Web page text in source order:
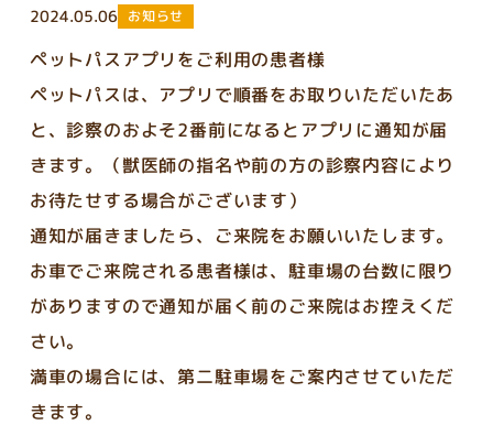
2024.05.06 お知らせ
ペットパスアプリをご利用の患者様
ペットパスは、アプリで順番をお取りいただいたあ
と、診察のおよそ2番前になるとアプリに通知が届
きます。（獣医師の指名や前の方の診察内容により
お待たせする場合がございます）
通知が届きましたら、ご来院をお願いいたします。
お車でご来院される患者様は、駐車場の台数に限り
がありますので通知が届く前のご来院はお控えくだ
さい。
満車の場合には、第二駐車場をご案内させていただ
きます。